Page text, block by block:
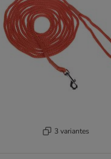
3 variantes